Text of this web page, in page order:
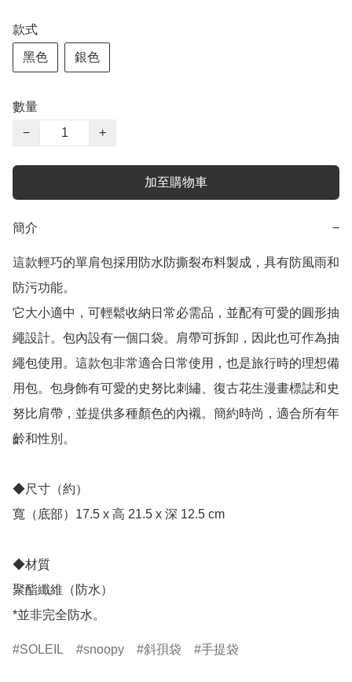
款式
黑色 銀色
數量
−
+
加至購物車
簡介 −
這款輕巧的單肩包採用防水防撕裂布料製成，具有防風雨和
防污功能。
它大小適中，可輕鬆收納日常必需品，並配有可愛的圓形抽
繩設計。包內設有一個口袋。肩帶可拆卸，因此也可作為抽
繩包使用。這款包非常適合日常使用，也是旅行時的理想備
用包。包身飾有可愛的史努比刺繡、復古花生漫畫標誌和史
努比肩帶，並提供多種顏色的內襯。簡約時尚，適合所有年
齡和性別。
◆尺寸（約）
寬（底部）17.5 x 高 21.5 x 深 12.5 cm
◆材質
聚酯纖維（防水）
*並非完全防水。
SOLEIL snoopy 斜孭袋 手提袋